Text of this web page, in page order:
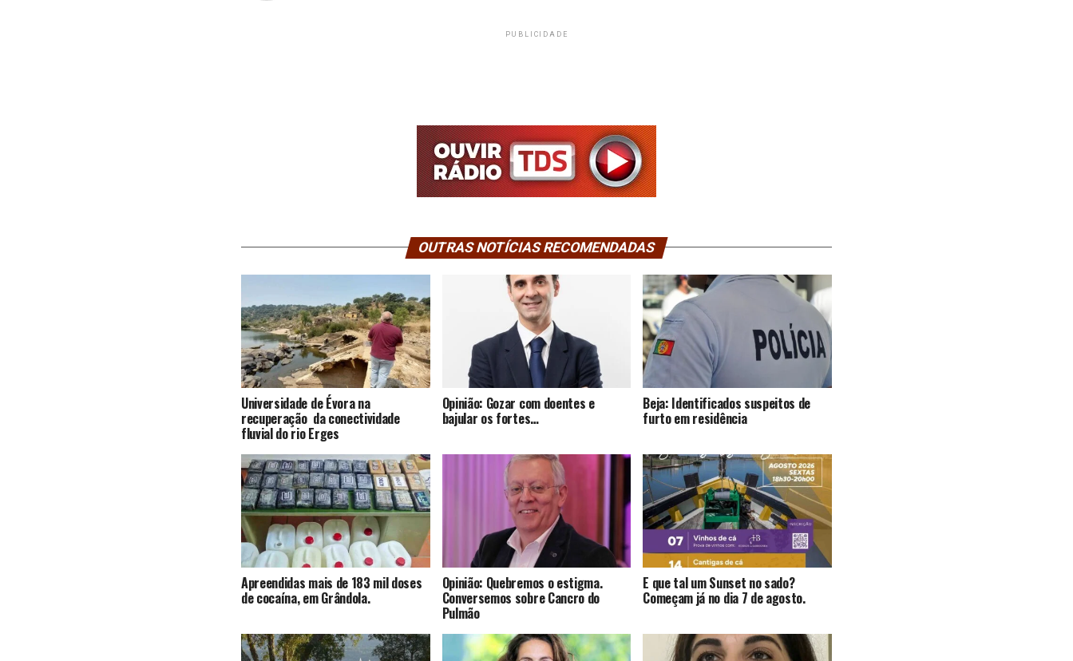
PUBLICIDADE
OUTRAS NOTÍCIAS RECOMENDADAS
Universidade de Évora na
recuperação da conectividade
fluvial do rio Erges
Opinião: Gozar com doentes e
bajular os fortes…
Beja: Identificados suspeitos de
furto em residência
Apreendidas mais de 183 mil doses
de cocaína, em Grândola.
Opinião: Quebremos o estigma.
Conversemos sobre Cancro do
Pulmão
E que tal um Sunset no sado?
Começam já no dia 7 de agosto.